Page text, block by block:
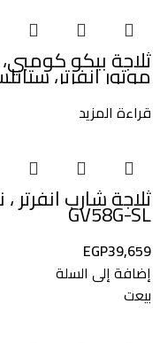
موتور انفرتر،
قراءة المزيد
GV58G-SL
EGP39,659
إضافة إلى السلة
بيعت